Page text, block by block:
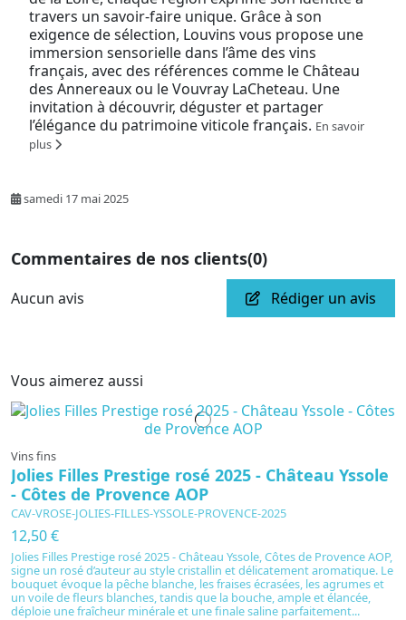
travers un savoir-faire unique. Grâce à son
exigence de sélection, Louvins vous propose une
immersion sensorielle dans l’âme des vins
français, avec des références comme le Château
des Annereaux ou le Vouvray LaCheteau. Une
invitation à découvrir, déguster et partager
l’élégance du patrimoine viticole français. En savoir
plus
samedi 17 mai 2025
Commentaires de nos clients(0)
Aucun avis Rédiger un avis
Vous aimerez aussi
Vins fins
Jolies Filles Prestige rosé 2025 - Château Yssole
- Côtes de Provence AOP
CAV-VROSE-JOLIES-FILLES-YSSOLE-PROVENCE-2025
12,50 €
Jolies Filles Prestige rosé 2025 - Château Yssole, Côtes de Provence AOP,
signe un rosé d’auteur au style cristallin et délicatement aromatique. Le
bouquet évoque la pêche blanche, les fraises écrasées, les agrumes et
un voile de fleurs blanches, tandis que la bouche, ample et élancée,
déploie une fraîcheur minérale et une finale saline parfaitement...